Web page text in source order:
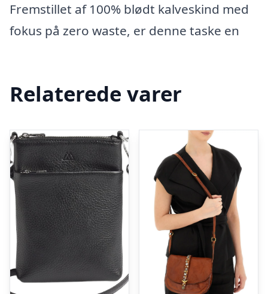
Fremstillet af 100% blødt kalveskind med
fokus på zero waste, er denne taske en
Relaterede varer